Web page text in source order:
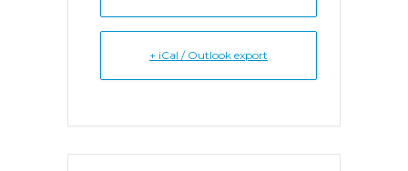
+ iCal / Outlook export